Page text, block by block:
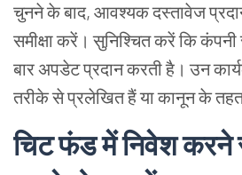
चुनने के बाद, आवश्यक दस्तावेज
समीक्षा करें। सुनिश्चित करें कि कंपनी
बार अपडेट प्रदान करती है। उन
तरीके से प्रलेखित हैं या कानून के
चिट फंड में निवेश करने